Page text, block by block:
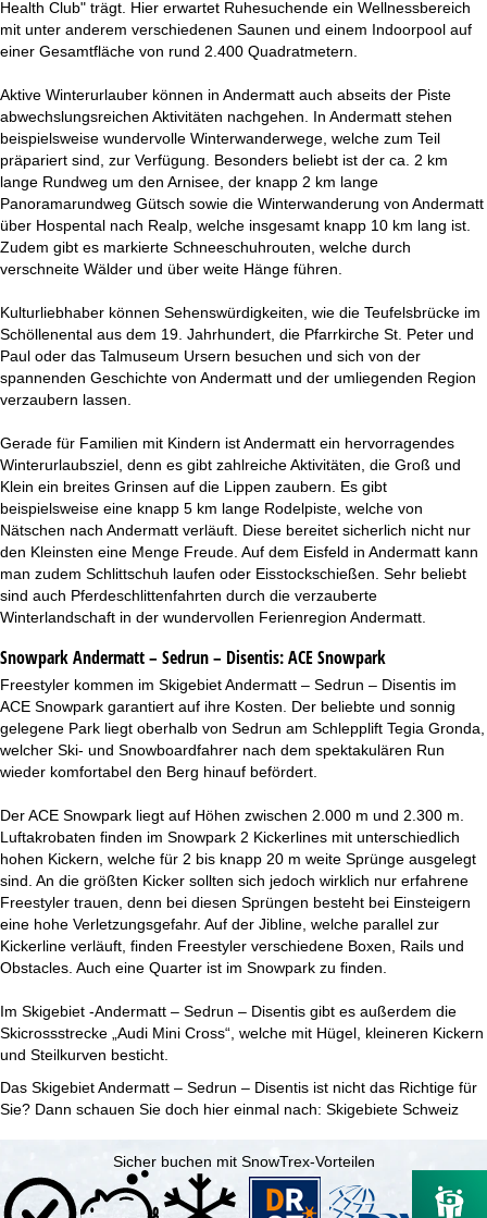
Health Club" trägt. Hier erwartet Ruhesuchende ein Wellnessbereich
mit unter anderem verschiedenen Saunen und einem Indoorpool auf
einer Gesamtfläche von rund 2.400 Quadratmetern.
Aktive Winterurlauber können in Andermatt auch abseits der Piste
abwechslungsreichen Aktivitäten nachgehen. In Andermatt stehen
beispielsweise wundervolle Winterwanderwege, welche zum Teil
präpariert sind, zur Verfügung. Besonders beliebt ist der ca. 2 km
lange Rundweg um den Arnisee, der knapp 2 km lange
Panoramarundweg Gütsch sowie die Winterwanderung von Andermatt
über Hospental nach Realp, welche insgesamt knapp 10 km lang ist.
Zudem gibt es markierte Schneeschuhrouten, welche durch
verschneite Wälder und über weite Hänge führen.
Kulturliebhaber können Sehenswürdigkeiten, wie die Teufelsbrücke im
Schöllenental aus dem 19. Jahrhundert, die Pfarrkirche St. Peter und
Paul oder das Talmuseum Ursern besuchen und sich von der
spannenden Geschichte von Andermatt und der umliegenden Region
verzaubern lassen.
Gerade für Familien mit Kindern ist Andermatt ein hervorragendes
Winterurlaubsziel, denn es gibt zahlreiche Aktivitäten, die Groß und
Klein ein breites Grinsen auf die Lippen zaubern. Es gibt
beispielsweise eine knapp 5 km lange Rodelpiste, welche von
Nätschen nach Andermatt verläuft. Diese bereitet sicherlich nicht nur
den Kleinsten eine Menge Freude. Auf dem Eisfeld in Andermatt kann
man zudem Schlittschuh laufen oder Eisstockschießen. Sehr beliebt
sind auch Pferdeschlittenfahrten durch die verzauberte
Winterlandschaft in der wundervollen Ferienregion Andermatt.
Snowpark Andermatt – Sedrun – Disentis:ACE Snowpark
Freestyler kommen im Skigebiet Andermatt – Sedrun – Disentis im
ACE Snowpark garantiert auf ihre Kosten. Der beliebte und sonnig
gelegene Park liegt oberhalb von Sedrun am Schlepplift Tegia Gronda,
welcher Ski- und Snowboardfahrer nach dem spektakulären Run
wieder komfortabel den Berg hinauf befördert.
Der ACE Snowpark liegt auf Höhen zwischen 2.000 m und 2.300 m.
Luftakrobaten finden im Snowpark 2 Kickerlines mit unterschiedlich
hohen Kickern, welche für 2 bis knapp 20 m weite Sprünge ausgelegt
sind. An die größten Kicker sollten sich jedoch wirklich nur erfahrene
Freestyler trauen, denn bei diesen Sprüngen besteht bei Einsteigern
eine hohe Verletzungsgefahr. Auf der Jibline, welche parallel zur
Kickerline verläuft, finden Freestyler verschiedene Boxen, Rails und
Obstacles. Auch eine Quarter ist im Snowpark zu finden.
Im Skigebiet -Andermatt – Sedrun – Disentis gibt es außerdem die
Skicrossstrecke „Audi Mini Cross“, welche mit Hügel, kleineren Kickern
und Steilkurven besticht.
Das Skigebiet Andermatt – Sedrun – Disentis ist nicht das Richtige für
Sie? Dann schauen Sie doch hier einmal nach: Skigebiete Schweiz
Sicher buchen mit SnowTrex-Vorteilen